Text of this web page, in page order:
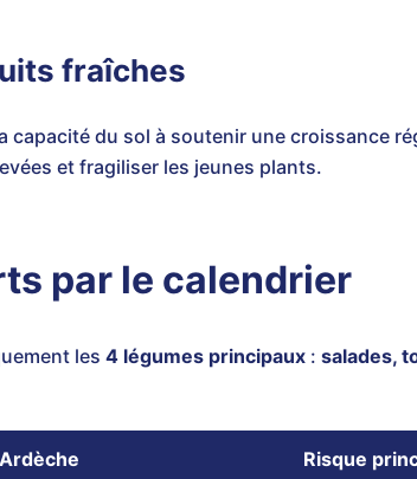
fraîches
capacité du sol à soutenir une croissance
et fragiliser les jeunes plants.
par le calendrier
les 4 légumes principaux : salades,
Risque